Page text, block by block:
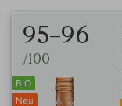
95–96
/100
BIO
Neu